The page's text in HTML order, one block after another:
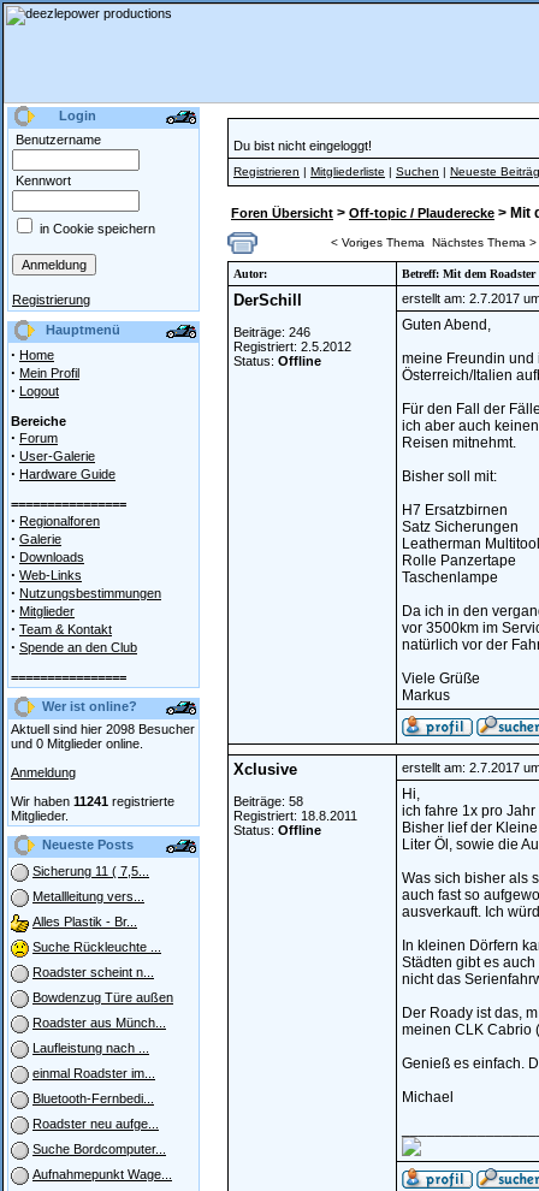
Login
Benutzername
Kennwort
in Cookie speichern
Registrierung
Hauptmenü
· Home
· Mein Profil
· Logout
Bereiche
· Forum
· User-Galerie
· Hardware Guide
================
· Regionalforen
· Galerie
· Downloads
· Web-Links
· Nutzungsbestimmungen
· Mitglieder
· Team & Kontakt
· Spende an den Club
================
Wer ist online?
Aktuell sind hier 2098 Besucher
und 0 Mitglieder online.
Anmeldung
Wir haben 11241 registrierte
Mitglieder.
Neueste Posts
Sicherung 11 ( 7,5...
Metallleitung vers...
Alles Plastik - Br...
Suche Rückleuchte ...
Roadster scheint n...
Bowdenzug Türe außen
Roadster aus Münch...
Laufleistung nach ...
einmal Roadster im...
Bluetooth-Fernbedi...
Roadster neu aufge...
Suche Bordcomputer...
Aufnahmepunkt Wage...
Du bist nicht eingeloggt!
Registrieren | Mitgliederliste | Suchen | Neueste
Foren Übersicht > Off-topic / Plauderecke > Mit
< Voriges Thema Nächstes Thema >
Autor: Betreff: Mit dem Roadster
DerSchill
Beiträge: 246
Registriert: 2.5.2012
Status: Offline
erstellt am: 2.7.2017
Guten Abend,
meine Freundin und
Österreich/Italien
Für den Fall der
ich aber auch
Reisen mitnehmt.
Bisher soll mit:
H7 Ersatzbirnen
Satz Sicherungen
Leatherman
Rolle Panzertape
Taschenlampe
Da ich in den
vor 3500km im
natürlich vor der
Viele Grüße
Markus
Xclusive
Beiträge: 58
Registriert: 18.8.2011
Status: Offline
erstellt am: 2.7.2017
Hi,
ich fahre 1x pro
Bisher lief der
Liter Öl, sowie die
Was sich bisher als
auch fast so
ausverkauft. Ich
In kleinen Dörfern
Städten gibt es
nicht das
Der Roady ist das,
meinen CLK Cabrio
Genieß es einfach.
Michael